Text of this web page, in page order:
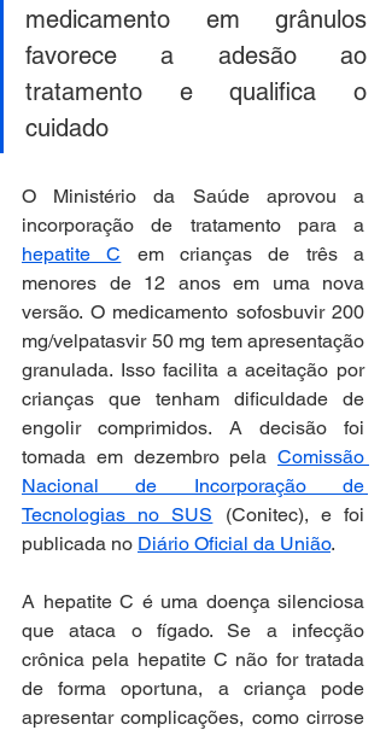
medicamento em grânulos
favorece a adesão ao
tratamento e qualifica o
cuidado
O Ministério da Saúde aprovou a
hepatite C em crianças de três a
menores de 12 anos em uma nova
versão. O medicamento sofosbuvir 200
mg/velpatasvir 50 mg tem apresentação
granulada. Isso facilita a aceitação por
crianças que tenham dificuldade de
engolir comprimidos. A decisão foi
tomada em dezembro pela Comissão
Nacional de Incorporação de
Tecnologias no SUS (Conitec), e foi
publicada no Diário Oficial da União.
A hepatite C é uma doença silenciosa
que ataca o fígado. Se a infecção
crônica pela hepatite C não for tratada
de forma oportuna, a criança pode
apresentar complicações, como cirrose